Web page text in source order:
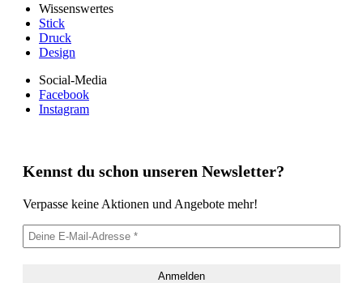
Wissenswertes
Stick
Druck
Design
Social-Media
Facebook
Instagram
Kennst du schon unseren Newsletter?
Verpasse keine Aktionen und Angebote mehr!